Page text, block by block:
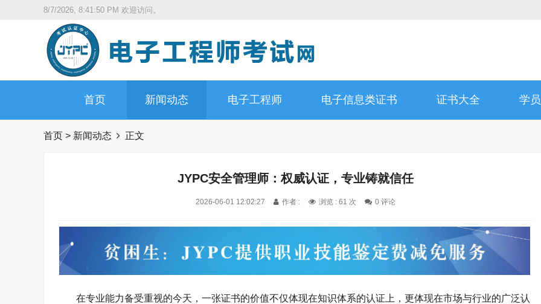
8/7/2026, 8:41:51 PM 欢迎访问。
首页 新闻动态 电子工程师 电子信息类证书 证书大全 学
首页 > 新闻动态 正文
JYPC安全管理师：权威认证，专业铸就信任
2026-06-01 12:02:27 作者 : 浏览 : 61 次 0 评论
在专业能力备受重视的今天，一张证书的价值不仅体现在知识体系的认证上，更体现在市场与行业的广泛认